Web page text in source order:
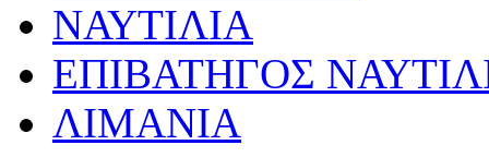
ΝΑΥΤΙΛΙΑ
ΕΠΙΒΑΤΗΓΟΣ
ΛΙΜΑΝΙΑ